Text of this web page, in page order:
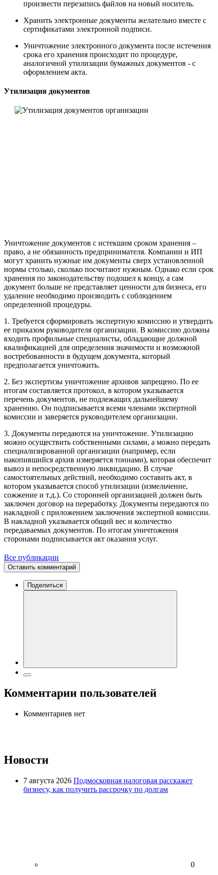
произвести перезапись файлов на новый носитель.
Хранить электронные документы желательно вместе с
сертификатами электронной подписи.
Уничтожение электронного документа после истечения
срока его хранения происходит по процедуре,
аналогичной утилизации бумажных документов - с
оформлением акта.
Утилизация документов
Уничтожение документов с истекшим сроком хранения –
право, а не обязанность предпринимателя. Компании и ИП
могут хранить нужные им документы сверх установленной
нормы столько, сколько посчитают нужным. Однако если срок
хранения по законодательству подошел к концу, а сам
документ больше не представляет ценности для бизнеса, его
удаление необходимо производить с соблюдением
определенной процедуры.
1. Требуется сформировать экспертную комиссию и утвердить
ее приказом руководителя организации. В комиссию должны
входить профильные специалисты, обладающие должной
квалификацией для определения значимости и возможной
востребованности в будущем документа, который
предполагается уничтожить.
2. Без экспертизы уничтожение архивов запрещено. По ее
итогам составляется протокол, в котором указывается
перечень документов, не подлежащих дальнейшему
хранению. Он подписывается всеми членами экспертной
комиссии и заверяется руководителем организации.
3. Документы передаются на уничтожение. Утилизацию
можно осуществить собственными силами, а можно передать
специализированной организации (например, если
накопившийся архив измеряется тоннами), которая обеспечит
вывоз и непосредственную ликвидацию. В случае
самостоятельных действий, необходимо составить акт, в
котором указывается способ утилизации (измельчение,
сожжение и т.д.). Со сторонней организацией должен быть
заключен договор на переработку. Документы передаются по
накладной с приложением заключения экспертной комиссии.
В накладной указывается общий вес и количество
передаваемых документов. По итогам уничтожения
сторонами подписывается акт оказания услуг.
Все публикации
Оставить комментарий
Поделиться
Комментарии пользователей
Комментариев нет
Новости
7 августа 2026 Подмосковная налоговая расскажет
бизнесу, как получить рассрочку по долгам
0